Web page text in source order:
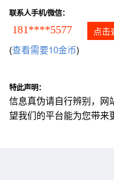
联系人手机/微信：
181****5577 点击
(查看需要10金币)
特此声明：
信息真伪请自行辨别，网
望我们的平台能为您带来